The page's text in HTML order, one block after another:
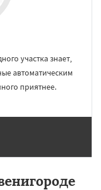
участка знает,
автоматическим
приятнее.